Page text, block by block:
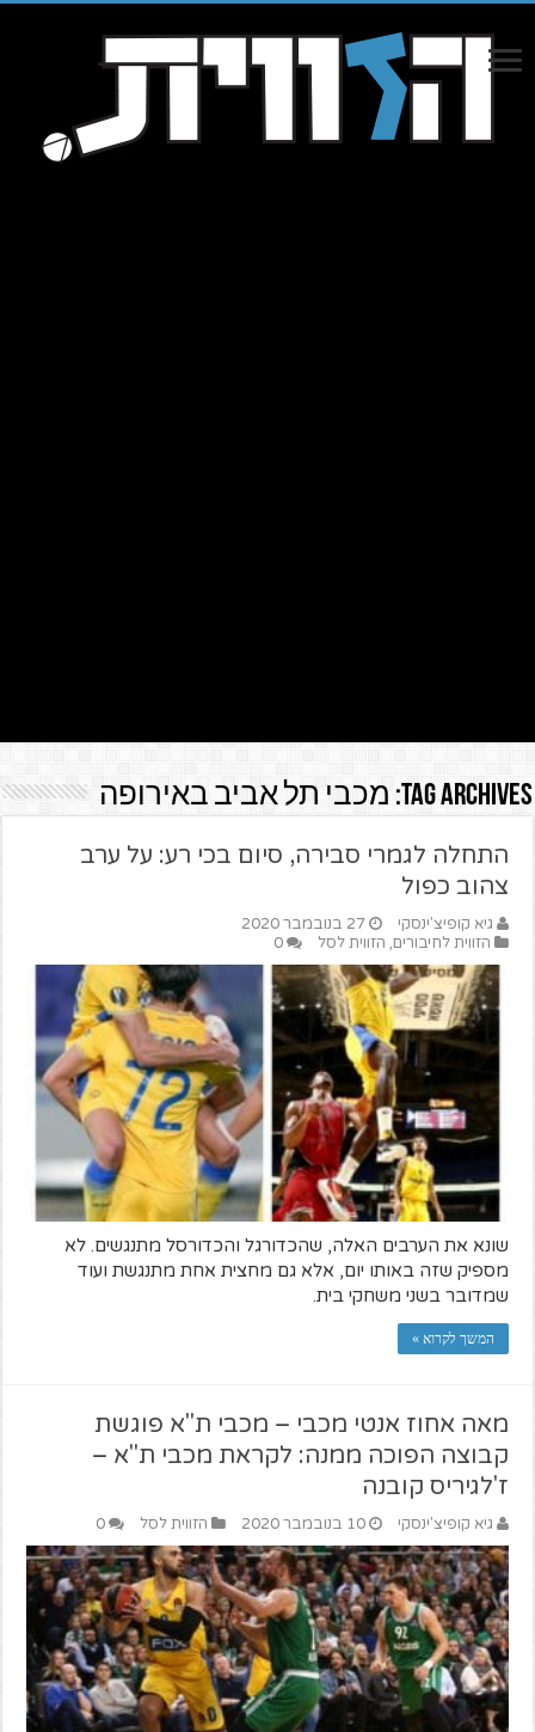
Tag Archives: מכבי תל אביב באירופה
התחלה לגמרי סבירה, סיום בכי רע: על ערב
צהוב כפול
גיא קופיצ'ינסקי
27 בנובמבר 2020
הזווית לחיבורים, הזווית לסל 0
שונא את הערבים האלה, שהכדורגל והכדורסל מתנגשים. לא
מספיק שזה באותו יום, אלא גם מחצית אחת מתנגשת ועוד
שמדובר בשני משחקי בית.
המשך לקרוא »
מאה אחוז אנטי מכבי – מכבי ת"א פוגשת
קבוצה הפוכה ממנה: לקראת מכבי ת"א –
ז'לגיריס קובנה
גיא קופיצ'ינסקי 10 בנובמבר 2020 הזווית לסל 0